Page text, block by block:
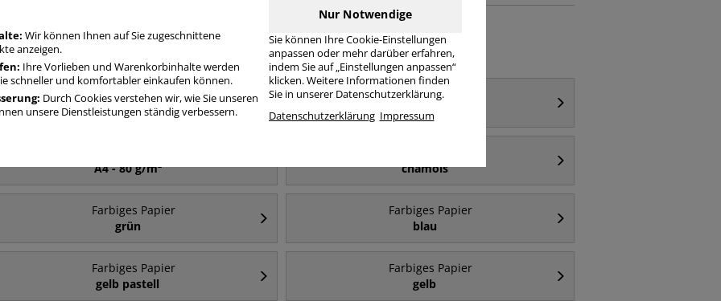
Häufig gesucht
Farbiges Papier
A4
Farbiges Papier
A4 - 80 g/m²
chamois
Farbiges Papier
grün
Farbiges Papier
blau
Farbiges Papier
gelb pastell
Farbiges Papier
gelb
Wir können Ihnen auf Sie zugeschnittene
anzeigen.
Ihre Vorlieben und Warenkorbinhalte werden
schneller und komfortabler einkaufen können.
Durch Cookies verstehen wir, wie Sie unseren
unsere Dienstleistungen ständig verbessern.
Nur Notwendige
Sie können Ihre Cookie-Einstellungen
anpassen oder mehr darüber erfahren,
indem Sie auf „Einstellungen anpassen“
klicken. Weitere Informationen finden
Sie in unserer Datenschutzerklärung.
Datenschutzerklärung Impressum